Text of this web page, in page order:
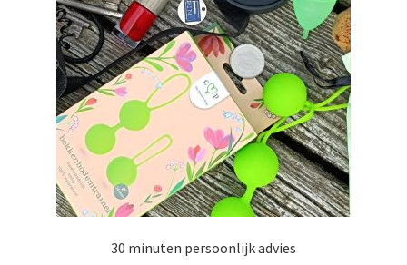
30 minuten persoonlijk advies